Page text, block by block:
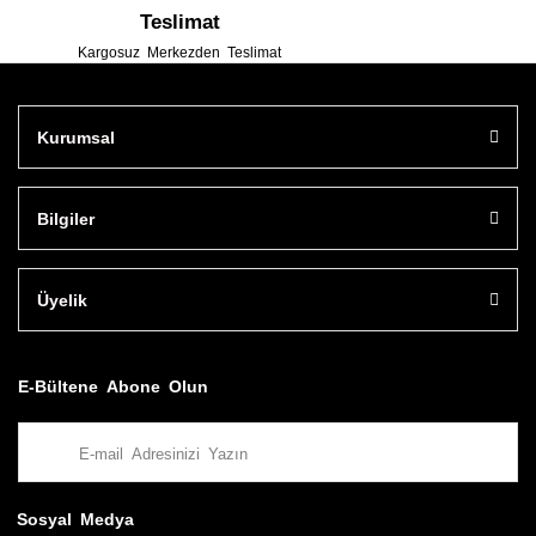
Teslimat
Kargosuz Merkezden Teslimat
Kurumsal
Bilgiler
Üyelik
E-Bültene Abone Olun
Sosyal Medya